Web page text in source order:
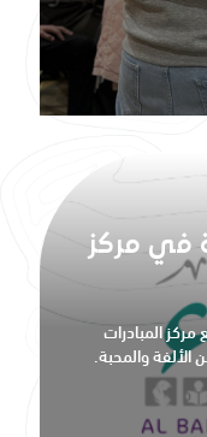
في مركز
المبادرات
الألفة والمحبة.